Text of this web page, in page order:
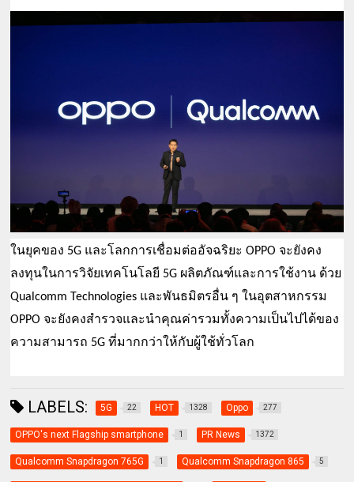
ในยุคของ 5G และโลกการเชื่อมต่ออัจฉริยะ OPPO จะยังคง
ลงทุนในการวิจัยเทคโนโลยี 5G ผลิตภัณฑ์และการใช้งาน
Qualcomm Technologies
OPPO จะยังคงสำรวจและนำคุณค่ารวมทั้งความเป็นไปได้ของ
ความสามารถ 5G ที่มากกว่าให้กับผู้ใช้ทั่วโลก
LABELS: 5G 22 HOT 1328 Oppo 277
OPPO's next Flagship smartphone 1 PR News 1372
Qualcomm Snapdragon 765G 1 Qualcomm Snapdragon 865 5